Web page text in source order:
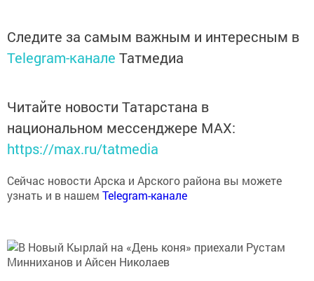
Следите за самым важным и интересным в
Telegram-канале Татмедиа
Читайте новости Татарстана в
национальном мессенджере MАХ:
https://max.ru/tatmedia
Сейчас новости Арска и Арского района вы можете
узнать и в нашемTelegram-канале